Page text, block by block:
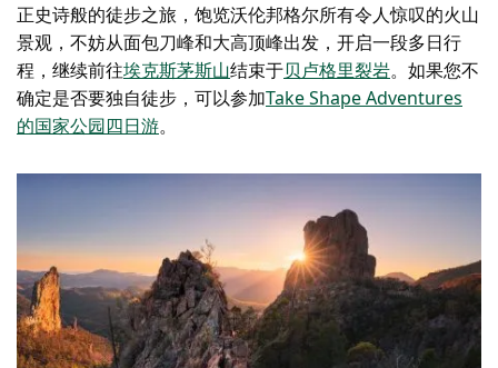
正史诗般的徒步之旅，饱览沃伦邦格尔所有令人惊叹的火山
景观，不妨从面包刀峰和大高顶峰出发，开启一段多日行
程，继续前往埃克斯茅斯山结束于贝卢格里裂岩。如果您不
确定是否要独自徒步，可以参加Take Shape Adventures
的国家公园四日游。